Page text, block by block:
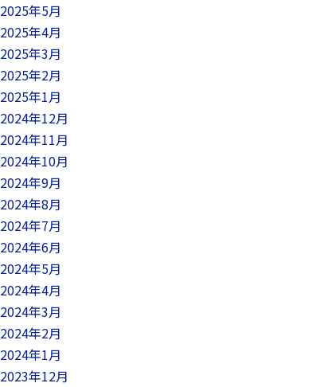
2025年5月
2025年4月
2025年3月
2025年2月
2025年1月
2024年12月
2024年11月
2024年10月
2024年9月
2024年8月
2024年7月
2024年6月
2024年5月
2024年4月
2024年3月
2024年2月
2024年1月
2023年12月